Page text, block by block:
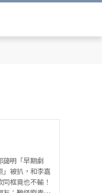
藹明「早期劇
」被扒，和李嘉
同框竟也不輸！